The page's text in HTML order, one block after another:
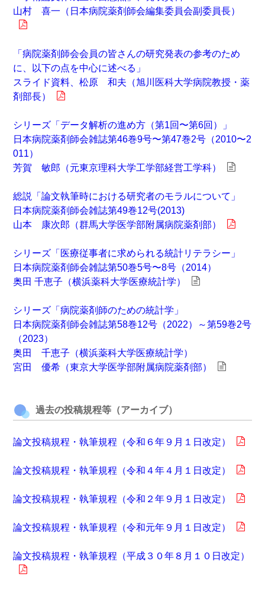
山村 喜一（日本病院薬剤師会編集委員会副委員長）
「病院薬剤師会会員の皆さんの研究発表の参考のため
に、以下の点を中心に述べる」
スライド資料、松原 和夫（旭川医科大学病院教授・薬
剤部長）
シリーズ「データ解析の進め方（第1回〜第6回）」
日本病院薬剤師会雑誌第46巻9号〜第47巻2号（2010〜2
011）
芳賀 敏郎（元東京理科大学工学部経営工学科）
総説「論文執筆時における研究者のモラルについて」
日本病院薬剤師会雑誌第49巻12号(2013)
山本 康次郎（群馬大学医学部附属病院薬剤部）
シリーズ「医療従事者に求められる統計リテラシー」
日本病院薬剤師会雑誌第50巻5号〜8号（2014）
奥田 千恵子（横浜薬科大学医療統計学）
シリーズ「病院薬剤師のための統計学」
日本病院薬剤師会雑誌第58巻12号（2022）～第59巻2号
（2023）
奥田 千恵子（横浜薬科大学医療統計学）
宮田 優希（東京大学医学部附属病院薬剤部）
過去の投稿規程等（アーカイブ）
論文投稿規程・執筆規程（令和６年９月１日改定）
論文投稿規程・執筆規程（令和４年４月１日改定）
論文投稿規程・執筆規程（令和２年９月１日改定）
論文投稿規程・執筆規程（令和元年９月１日改定）
論文投稿規程・執筆規程（平成３０年８月１０日改定）